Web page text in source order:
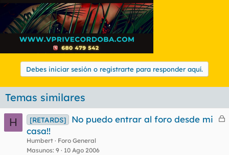
Debes iniciar sesión o registrarte para responder aquí.
Temas similares
H
C
[RETARDS]
No puedo entrar al foro desde mi
casa!!
Humbert
Foro General
Masunos 9 10 Ago 2006